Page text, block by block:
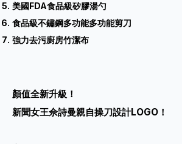
美國FDA食品級矽膠湯勺
食品級不鏽鋼多功能多功能剪刀
強力去污廚房竹潔布
顏值全新升級！
新聞女王佘詩曼親自操刀設計LOGO！